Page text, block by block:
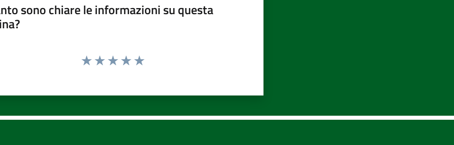
sono chiare le informazioni su questa